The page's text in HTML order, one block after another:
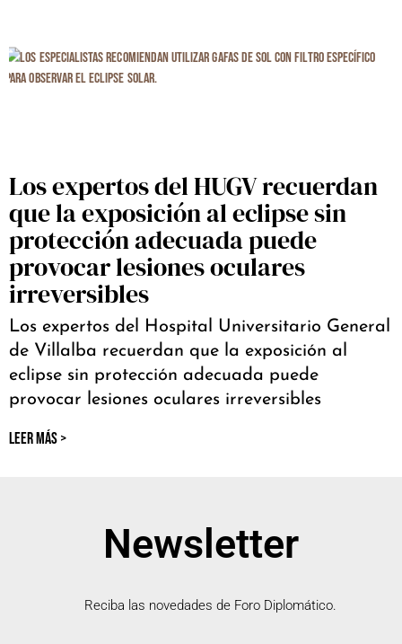
Los expertos del HUGV recuerdan
que la exposición al eclipse sin
protección adecuada puede
provocar lesiones oculares
irreversibles
Los expertos del Hospital Universitario General
de Villalba recuerdan que la exposición al
eclipse sin protección adecuada puede
provocar lesiones oculares irreversibles
LEER MÁS >
Newsletter
Reciba las novedades de Foro Diplomático.